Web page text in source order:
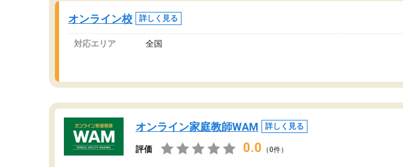
オンライン校 詳しく見る
対応エリア 全国
オンライン家庭教師WAM 詳しく見る
評価 0.0 （0件）